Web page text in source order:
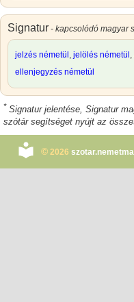
Signatur - kapcsolódó magyar
jelzés németül , jelölés németül ,
ellenjegyzés németül
* Signatur jelentése, Signatur
szótár segítséget nyújt az
© 2026